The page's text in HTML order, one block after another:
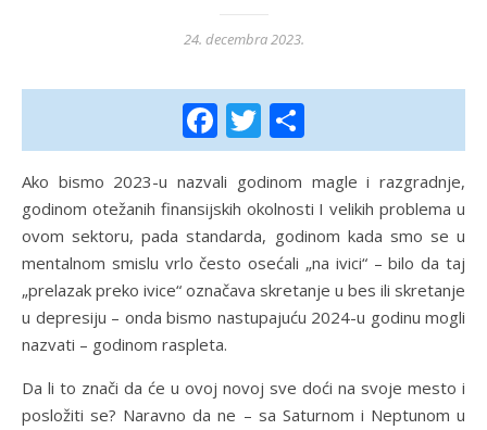
24. decembra 2023.
Facebook
Twitter
Ako bismo 2023-u nazvali godinom magle i razgradnje,
godinom otežanih finansijskih okolnosti I velikih problema u
ovom sektoru, pada standarda, godinom kada smo se u
mentalnom smislu vrlo često osećali „na ivici“ – bilo da taj
„prelazak preko ivice“ označava skretanje u bes ili skretanje
u depresiju – onda bismo nastupajuću 2024-u godinu mogli
nazvati – godinom raspleta.
Da li to znači da će u ovoj novoj sve doći na svoje mesto i
posložiti se? Naravno da ne – sa Saturnom i Neptunom u